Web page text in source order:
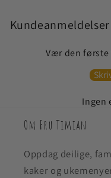
Kundeanmeldelser
Vær den første
Ingen
Om Fru Timian
Oppdag deilige,
kaker og